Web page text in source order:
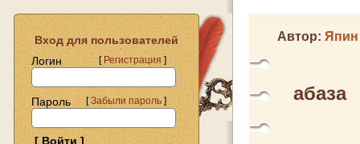
Вход для пользователей
Логин
[Регистрация]
Пароль [Забыли пароль]
Автор: Япин
абаза